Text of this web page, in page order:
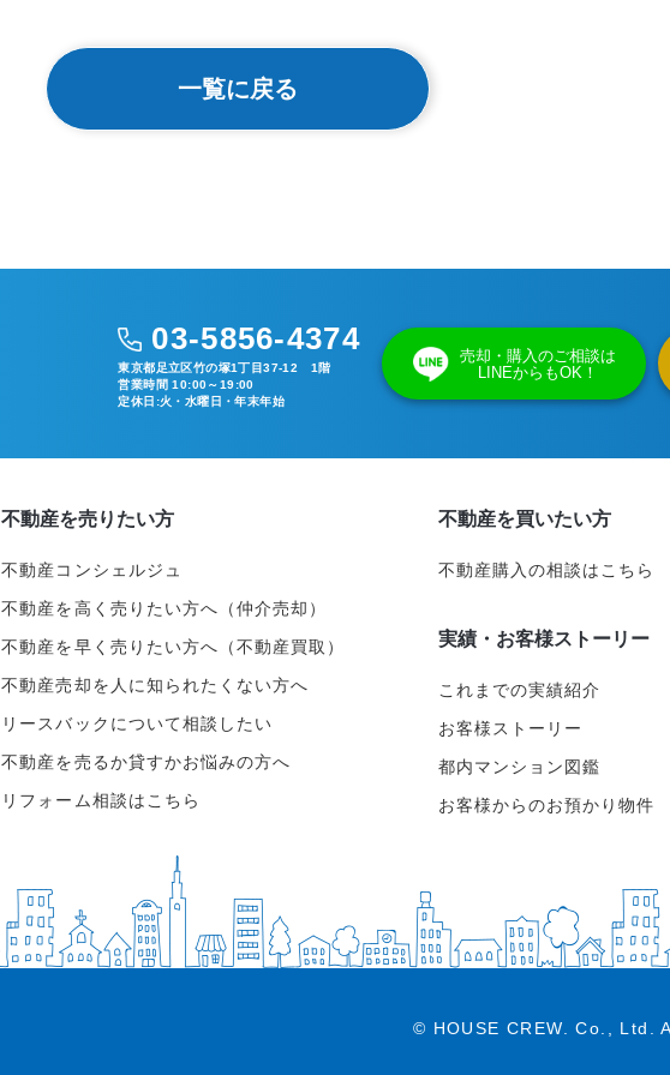
一覧に戻る
03-5856-4374
東京都足立区竹の塚1丁目37-12 1階
営業時間 10:00～19:00
定休日:火・水曜日・年末年始
売却・購入のご相談は
LINEからもOK！
不動産を売りたい方
不動産コンシェルジュ
不動産を高く売りたい方へ（仲介売却）
不動産を早く売りたい方へ（不動産買取）
不動産売却を人に知られたくない方へ
リースバックについて相談したい
不動産を売るか貸すかお悩みの方へ
リフォーム相談はこちら
不動産を買いたい方
不動産購入の相談はこちら
実績・お客様ストーリー
これまでの実績紹介
お客様ストーリー
都内マンション図鑑
お客様からのお預かり物件
© HOUSE CREW. Co., Ltd.